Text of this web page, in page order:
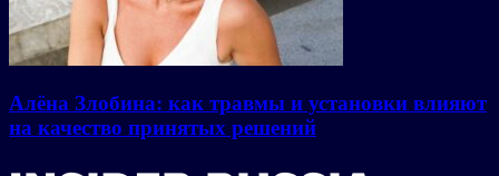
Алёна Злобина: как травмы и установки влияют
на качество принятых решений